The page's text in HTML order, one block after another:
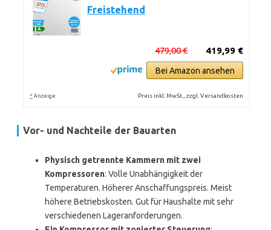
Freistehend
419,99 €
479,00 €
Bei Amazon ansehen
* Anzeige Preis inkl. MwSt., zzgl. Versandkosten
Vor- und Nachteile der Bauarten
Physisch getrennte Kammern mit zwei
Kompressoren: Volle Unabhängigkeit der
Temperaturen. Höherer Anschaffungspreis. Meist
höhere Betriebskosten. Gut für Haushalte mit sehr
verschiedenen Lageranforderungen.